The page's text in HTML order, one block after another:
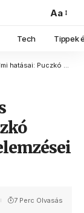
Aa
Tech Tippek
Rátz Tamara elemzései alapján
7 Perc Olvasás